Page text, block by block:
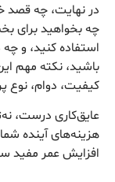
در نهایت، چه قصد
چه بخواهید برای
استفاده کنید، و
باشید، نکته مهم
کیفیت، دوام، نوع
عایق‌کاری درست،
هزینه‌های آینده
افزایش عمر مفید